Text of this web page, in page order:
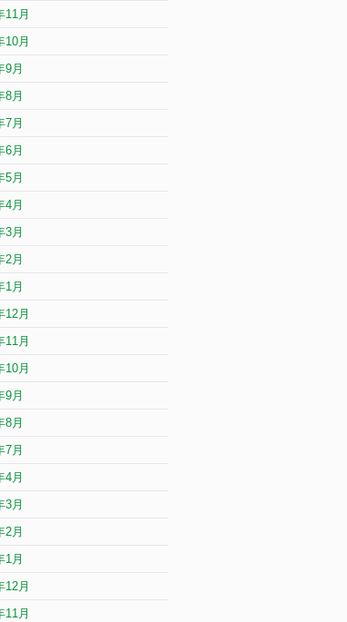
11月
10月
9月
8月
7月
6月
5月
4月
3月
2月
1月
12月
11月
10月
9月
8月
7月
4月
3月
2月
1月
12月
11月